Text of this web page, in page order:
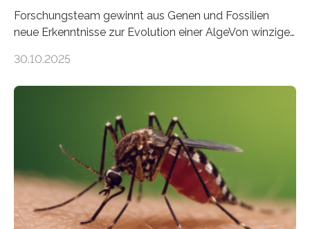
Forschungsteam gewinnt aus Genen und Fossilien
neue Erkenntnisse zur Evolution einer AlgeVon winzigen
Landpflanzen zählen zu den komplexesten
Grünalgen, die vor Hunderten von Millionen Jahren
lebten. Unter den Vorfahren sticht eine Gruppe heraus,
die noch heute in der Natur vorkommt: die
Süßwasseralge Coleochaetophyceae. Einige Arten
dieser Gruppe bilden aus Zellfäden dichte Geflechte
mit scheibenförmiger Gestalt. Was auffällig ist: Die
nächsten…
30.10.2025